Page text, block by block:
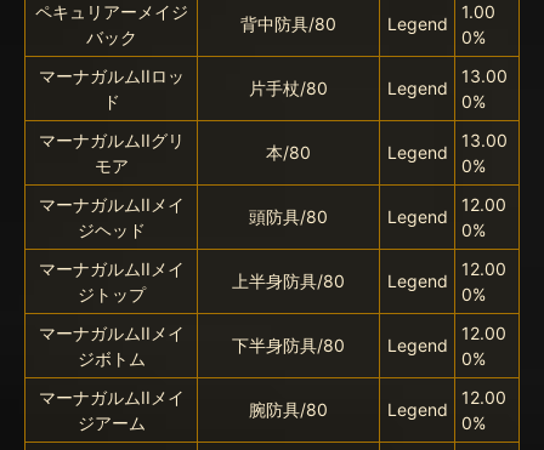
ペキュリアーメイジ
バック
背中防具/80 Legend
1.00
0%
マーナガルムIIロッ
ド
片手杖/80 Legend
13.00
0%
マーナガルムIIグリ
モア
本/80 Legend
13.00
0%
マーナガルムIIメイ
ジヘッド
頭防具/80 Legend
12.00
0%
マーナガルムIIメイ
ジトップ
上半身防具/80 Legend
12.00
0%
マーナガルムIIメイ
ジボトム
下半身防具/80 Legend
12.00
0%
マーナガルムIIメイ
ジアーム
腕防具/80 Legend
12.00
0%